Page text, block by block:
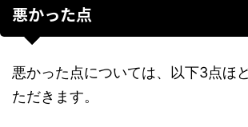
悪かった点
悪かった点については、以下3点ほ
ただきます。